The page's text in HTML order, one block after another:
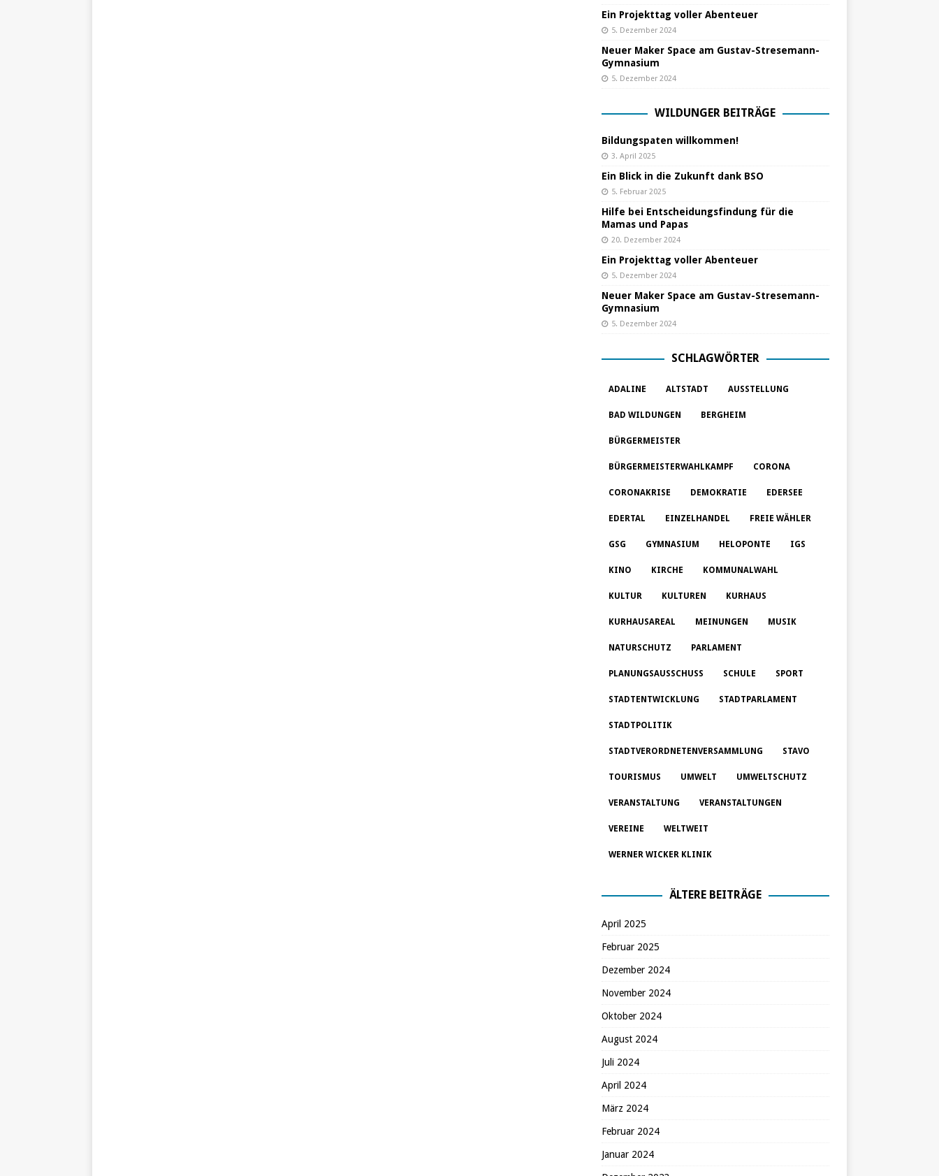
Ein Projekttag voller Abenteuer
5. Dezember 2024
Neuer Maker Space am Gustav-Stresemann-
Gymnasium
5. Dezember 2024
WILDUNGER BEITRÄGE
Bildungspaten willkommen!
3. April 2025
Ein Blick in die Zukunft dank BSO
5. Februar 2025
Hilfe bei Entscheidungsfindung für die
Mamas und Papas
20. Dezember 2024
Ein Projekttag voller Abenteuer
5. Dezember 2024
Neuer Maker Space am Gustav-Stresemann-
Gymnasium
5. Dezember 2024
SCHLAGWÖRTER
ADALINE ALTSTADT AUSSTELLUNG
BAD WILDUNGEN BERGHEIM
BÜRGERMEISTER
BÜRGERMEISTERWAHLKAMPF CORONA
CORONAKRISE DEMOKRATIE EDERSEE
EDERTAL EINZELHANDEL FREIE WÄHLER
GSG GYMNASIUM HELOPONTE IGS
KINO KIRCHE KOMMUNALWAHL
KULTUR KULTUREN KURHAUS
KURHAUSAREAL MEINUNGEN MUSIK
NATURSCHUTZ PARLAMENT
PLANUNGSAUSSCHUSS SCHULE SPORT
STADTENTWICKLUNG STADTPARLAMENT
STADTPOLITIK
STADTVERORDNETENVERSAMMLUNG STAVO
TOURISMUS UMWELT UMWELTSCHUTZ
VERANSTALTUNG VERANSTALTUNGEN
VEREINE WELTWEIT
WERNER WICKER KLINIK
ÄLTERE BEITRÄGE
April 2025
Februar 2025
Dezember 2024
November 2024
Oktober 2024
August 2024
Juli 2024
April 2024
März 2024
Februar 2024
Januar 2024